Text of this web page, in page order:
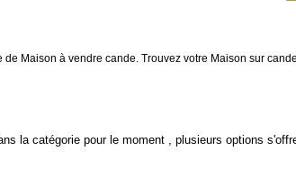
Maison à vendre cande. Trouvez votre Maison sur
la catégorie pour le moment , plusieurs options